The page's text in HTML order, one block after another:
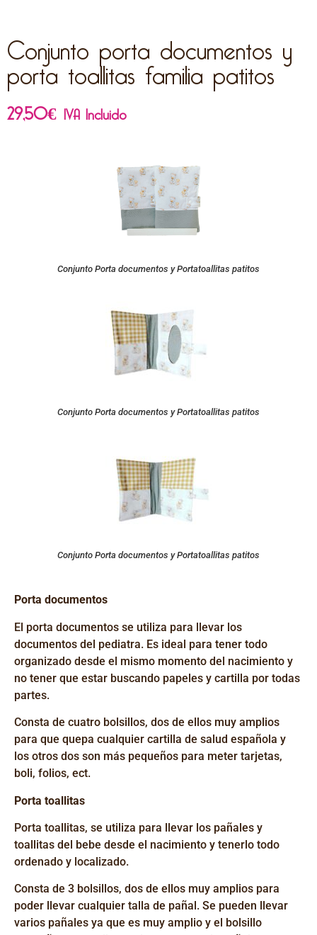
Conjunto porta documentos y
porta toallitas familia patitos
29,50€ IVA Incluido
Conjunto Porta documentos y Portatoallitas patitos
Conjunto Porta documentos y Portatoallitas patitos
Conjunto Porta documentos y Portatoallitas patitos
Porta documentos
El porta documentos se utiliza para llevar los
documentos del pediatra. Es ideal para tener todo
organizado desde el mismo momento del nacimiento y
no tener que estar buscando papeles y cartilla por todas
partes.
Consta de cuatro bolsillos, dos de ellos muy amplios
para que quepa cualquier cartilla de salud española y
los otros dos son más pequeños para meter tarjetas,
boli, folios, ect.
Porta toallitas
Porta toallitas, se utiliza para llevar los pañales y
toallitas del bebe desde el nacimiento y tenerlo todo
ordenado y localizado.
Consta de 3 bolsillos, dos de ellos muy amplios para
poder llevar cualquier talla de pañal. Se pueden llevar
varios pañales ya que es muy amplio y el bolsillo